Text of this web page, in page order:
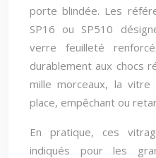
porte blindée. Les
SP16 ou SP510
verre feuilleté
durablement aux chocs
mille morceaux, la
place, empêchant ou
En pratique, ces
indiqués pour les